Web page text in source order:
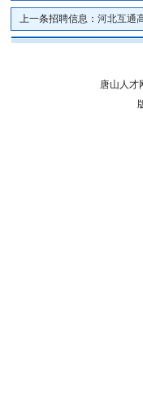
上一条招聘信息： 河北互通
唐山人